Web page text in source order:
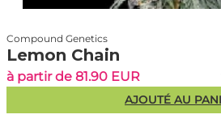
Compound Genetics
Lemon Chain
à partir de 81.90 EUR
AJOUTÉ AU